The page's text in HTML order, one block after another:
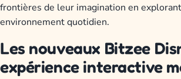
frontières de leur imagination en
environnement quotidien.
Les nouveaux Bitzee
expérience interactive